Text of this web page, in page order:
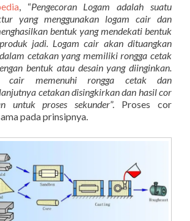
, “Pengecoran Logam adalah suatu
yang menggunakan logam cair dan
bentuk yang mendekati bentuk
jadi. Logam cair akan dituangkan
cetakan yang memiliki rongga cetak
bentuk atau desain yang diinginkan.
cair memenuhi rongga cetak dan
cetakan disingkirkan dan hasil cor
untuk proses sekunder”. Proses cor
pada prinsipnya.